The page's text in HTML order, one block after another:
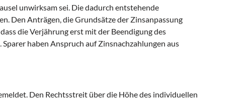
unwirksam sei. Die dadurch entstehende
Den Anträgen, die Grundsätze der Zinsanpassung
die Verjährung erst mit der Beendigung des
haben Anspruch auf Zinsnachzahlungen aus
Den Rechtsstreit über die Höhe des individuellen